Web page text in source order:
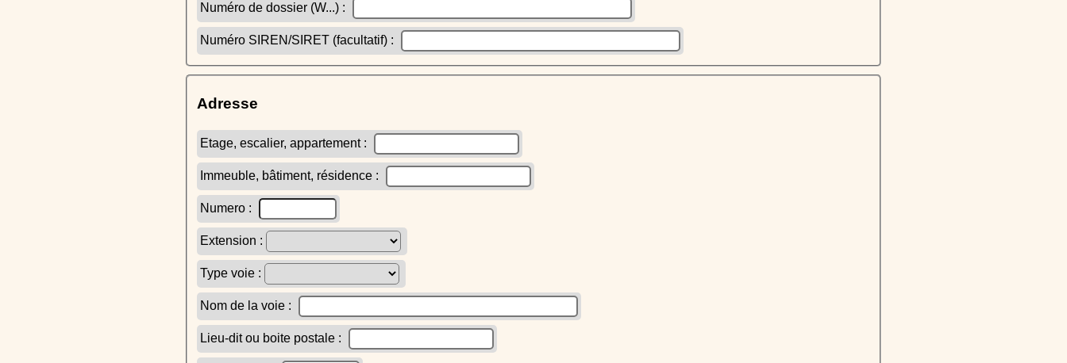
Numéro de dossier (W...) :
Numéro SIREN/SIRET (facultatif) :
Adresse
Etage, escalier, appartement :
Immeuble, bâtiment, résidence :
Numero :
Extension :
Type voie :
Nom de la voie :
Lieu-dit ou boite postale :